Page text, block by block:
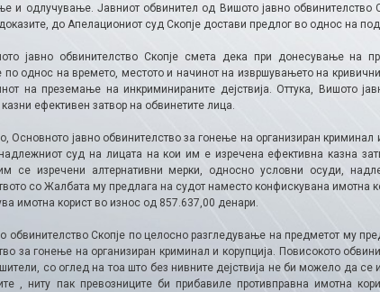
и одлучување. Јавниот обвинител од Вишото јавно
до Апелациониот суд Скопје достави предлог во однос на
јавно обвинителство Скопје смета дека при донесување на
по однос на времето, местото и начинот на извршувањето на
на преземање на инкриминираните дејствија. Оттука, Вишото
ефективен затвор на обвинетите лица.
Основното јавно обвинителство за гонење на организиран
суд на лицата на кои им е изречена ефективна казна
се изречени алтернативни мерки, односно условни осуди,
со Жалбата му предлага на судот наместо конфискувана
имотна корист во износ од 857.637,00 денари.
обвинителство Скопје по целосно разгледување на предметот му
за гонење на организиран криминал и корупција. Повисокото
со оглед на тоа што без нивните дејствија не би можело да
, ниту пак превозниците би прибавиле противправна имотна